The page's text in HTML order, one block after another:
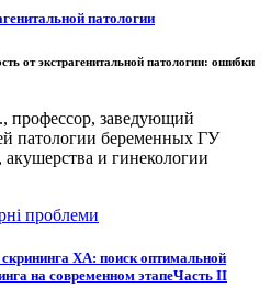
патологии
от экстрагенитальной патологии: ошибки
профессор, заведующий
патологии беременных ГУ
и гинекологии
проблеми
ХА: поиск оптимальной
на современном этапеЧасть ІІ